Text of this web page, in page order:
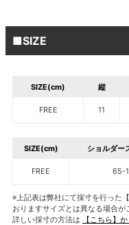
■SIZE
SIZE(cm) 縦
FREE 11
SIZE(cm) ショルダー
FREE 65-
※上記表は弊社にて採寸を行った
おりますサイズとは異なる場合が
詳しい採寸の方法は
【こちら】